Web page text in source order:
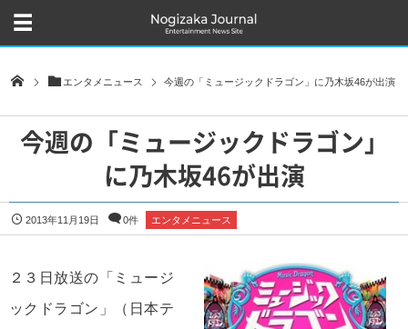
エンタメニュース 今週の「ミュージックドラゴン」に乃木坂46が出演
今週の「ミュージックドラゴン」
に乃木坂46が出演
2013年11月19日 0件 エンタメニュース
２３日放送の「ミュージ
ックドラゴン」（日本テ